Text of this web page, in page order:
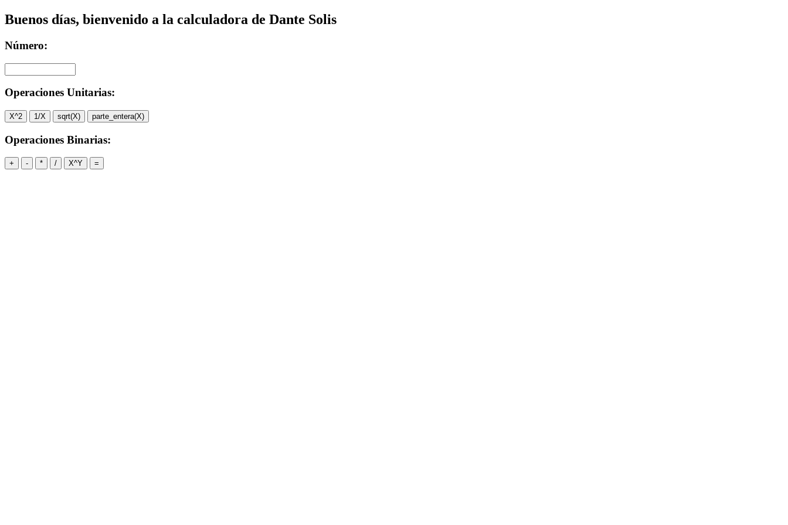
Buenos días, bienvenido a la calculadora de Dante Solis
Número:
Operaciones Unitarias:
X^2 1/X sqrt(X) parte_entera(X)
Operaciones Binarias:
+ - * / X^Y =